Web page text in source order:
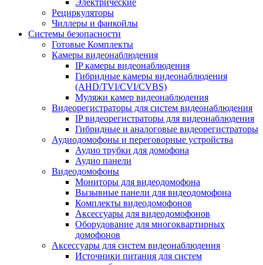
Рециркуляторы
Чиллеры и фанкойлы
Системы безопасности
Готовые Комплекты
Камеры видеонаблюдения
IP камеры видеонаблюдения
Гибридные камеры видеонаблюдения
(AHD/TVI/CVI/CVBS)
Муляжи камер видеонаблюдения
Видеорегистраторы для систем видеонаблюдения
IP видеорегистраторы для видеонаблюдения
Гибридные и аналоговые видеорегистраторы
Аудиодомофоны и переговорные устройства
Аудио трубки для домофона
Аудио панели
Видеодомофоны
Мониторы для видеодомофона
Вызывные панели для видеодомофона
Комплекты видеодомофонов
Аксессуары для видеодомофонов
Оборудование для многоквартирных
домофонов
Аксессуары для систем видеонаблюдения
Источники питания для систем